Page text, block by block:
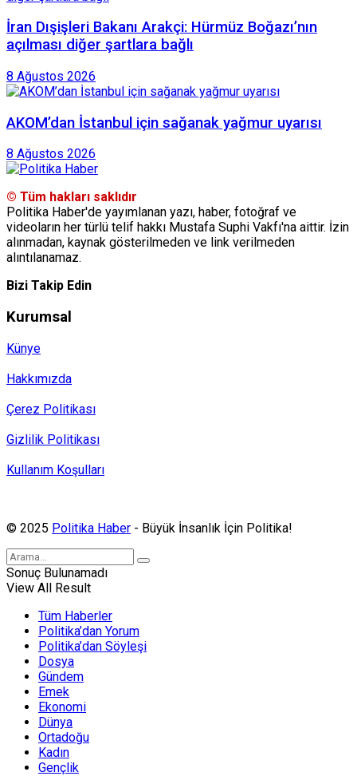
İran Dışişleri Bakanı Arakçi: Hürmüz Boğazı’nın
açılması diğer şartlara bağlı
8 Ağustos 2026
AKOM’dan İstanbul için sağanak yağmur uyarısı
8 Ağustos 2026
© Tüm hakları saklıdır
Politika Haber'de yayımlanan yazı, haber, fotoğraf ve
videoların her türlü telif hakkı Mustafa Suphi Vakfı'na aittir. İzin
alınmadan, kaynak gösterilmeden ve link verilmeden
alıntılanamaz.
Bizi Takip Edin
Kurumsal
Künye
Hakkımızda
Çerez Politikası
Gizlilik Politikası
Kullanım Koşulları
© 2025 Politika Haber - Büyük İnsanlık İçin Politika!
Sonuç Bulunamadı
View All Result
Tüm Haberler
Politika’dan Yorum
Politika’dan Söyleşi
Dosya
Gündem
Emek
Ekonomi
Dünya
Ortadoğu
Kadın
Gençlik